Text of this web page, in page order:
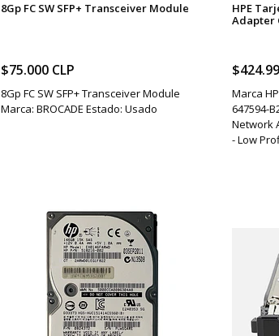
8Gp FC SW SFP+ Transceiver Module
$75.000 CLP
8Gp FC SW SFP+ Transceiver Module
Marca: BROCADE Estado: Usado
HPE
Adapter
Marca
647594-
Network
- Low